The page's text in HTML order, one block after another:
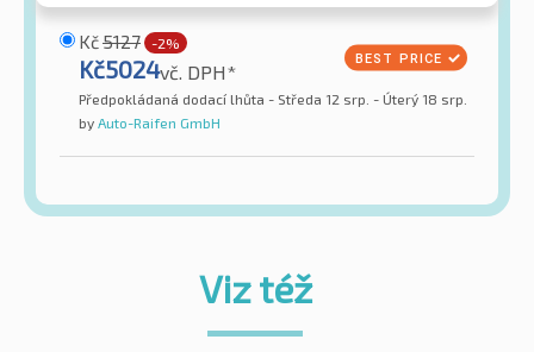
Kč5127 -2%
Kč5024vč. DPH*
Předpokládaná dodací lhůta - Středa 12 srp. - Úterý 18 srp.
by Auto-Raifen GmbH
Viz též